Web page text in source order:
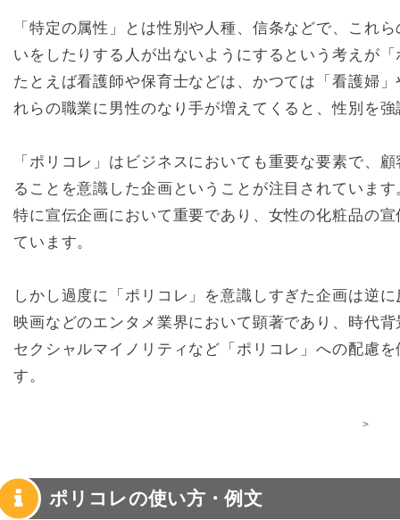
「特定の属性」とは性別や人種、信条などで、これ
いをしたりする人が出ないようにするという考えが
たとえば看護師や保育士などは、かつては「看護婦
れらの職業に男性のなり手が増えてくると、性別を
「ポリコレ」はビジネスにおいても重要な要素で、
ることを意識した企画ということが注目されています
特に宣伝企画において重要であり、女性の化粧品の
ています。
しかし過度に「ポリコレ」を意識しすぎた企画は逆
映画などのエンタメ業界において顕著であり、時代
セクシャルマイノリティなど「ポリコレ」への配慮
す。
>
ポリコレの使い方・例文